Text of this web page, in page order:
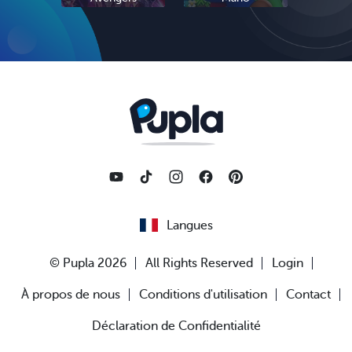
Langues
© Pupla 2026 All Rights Reserved Login
À propos de nous Conditions d'utilisation Contact
Déclaration de Confidentialité